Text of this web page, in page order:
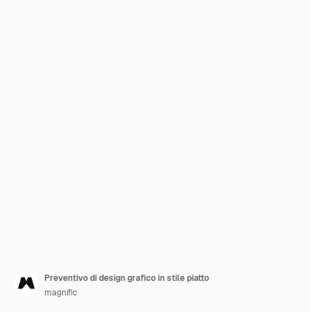
Preventivo di design grafico in stile piatto
magnific